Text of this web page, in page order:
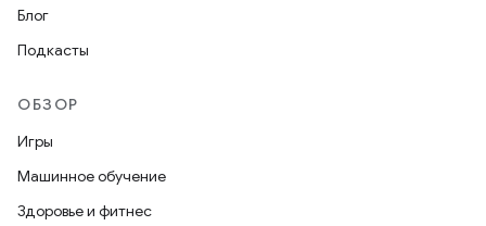
Блог
Подкасты
ОБЗОР
Игры
Машинное обучение
Здоровье и фитнес